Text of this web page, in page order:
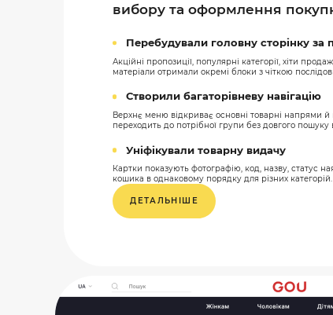
вибору та оформлення
Перебудували головну сторінку за
Акційні пропозиції, популярні категорії, хіти
матеріали отримали окремі блоки з чіткою
Створили багаторівневу навігацію
Верхнє меню відкриває основні товарні напрями й
переходить до потрібної групи без довгого пошуку
Уніфікували товарну видачу
Картки показують фотографію, код, назву, статус
кошика в однаковому порядку для різних категорій.
ДЕТАЛЬНІШЕ